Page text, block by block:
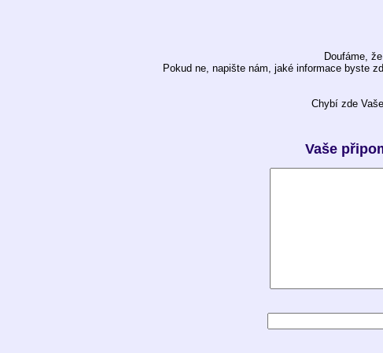
Doufáme,
Pokud ne, napište nám, jaké informace byste
Chybí zde
Vaše